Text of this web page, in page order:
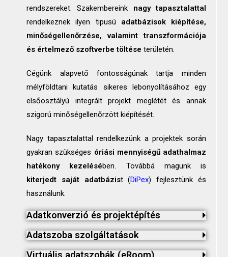
rendszereket. Szakembereink nagy tapasztalattal
rendelkeznek ilyen tipusú adatbázisok kiépítése,
minőségellenőrzése, valamint transzformációja
és értelmező szoftverbe töltéseterületén.
Cégünk alapvető fontosságúnak tartja minden
mélyföldtani kutatás sikeres lebonyolításához egy
elsőosztályú integrált projekt meglétét és annak
szigorú minőségellenőrzött kiépítését.
Nagy tapasztalattal rendelkezünk a projektek során
gyakran szükséges óriási mennyiségű adathalmaz
hatékony kezelésében. Továbbá magunk is
kiterjedt saját adatbázist (DiPex) fejlesztünk és
használunk.
Adatkonverzió és projektépítés​
Adatszoba szolgáltatások​
Virtuális adatszobák (eRoom)​